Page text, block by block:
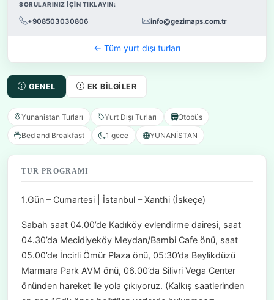
SORULARINIZ İÇİN TIKLAYIN:
+908503030806 info@gezimaps.com.tr
← Tüm yurt dışı turları
GENEL EK BILGILER
Yunanistan Turları Yurt Dışı Turları Otobüs
Bed and Breakfast 1 gece YUNANİSTAN
TUR PROGRAMI
1.Gün – Cumartesi | İstanbul – Xanthi (İskeçe)
Sabah saat 04.00’de Kadıköy evlendirme dairesi, saat
04.30’da Mecidiyeköy Meydan/Bambi Cafe önü, saat
05.00’de İncirli Ömür Plaza önü, 05:30’da Beylikdüzü
Marmara Park AVM önü, 06.00’da Silivri Vega Center
önünden hareket ile yola çıkıyoruz. (Kalkış saatlerinden